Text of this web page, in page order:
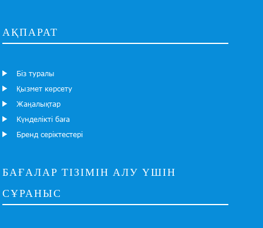
АҚПАРАТ
Біз туралы
Қызмет көрсету
Жаңалықтар
Күнделікті баға
Бренд серіктестері
БАҒАЛАР ТІЗІМІН АЛУ ҮШІН
СҰРАНЫС